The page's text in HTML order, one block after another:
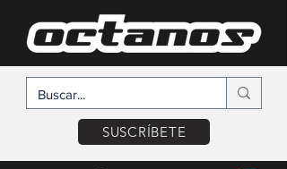
SUSCRÍBETE